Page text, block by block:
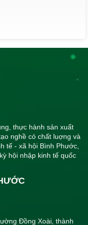
tháng 5 năm 2024
kì II tháng 5 năm
12 năm học
thực hành sản xuất
nghề có chất luợng và
tế - xã hội Bình Phước,
hội nhập kinh tế quốc
Đồng Xoài, thành